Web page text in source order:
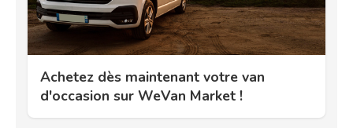
Achetez dès maintenant votre van
d'occasion sur WeVan Market !